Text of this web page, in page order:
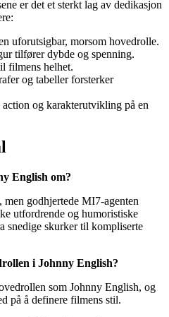
er det et sterkt lag av dedikasjon
uforutsigbar, morsom hovedrolle.
tilfører dybde og spenning.
filmens helhet.
og tabeller forsterker
og karakterutvikling på en
English om?
godhjertede MI7-agenten
utfordrende og humoristiske
snedige skurker til kompliserte
i Johnny English?
som Johnny English, og
på å definere filmens stil.